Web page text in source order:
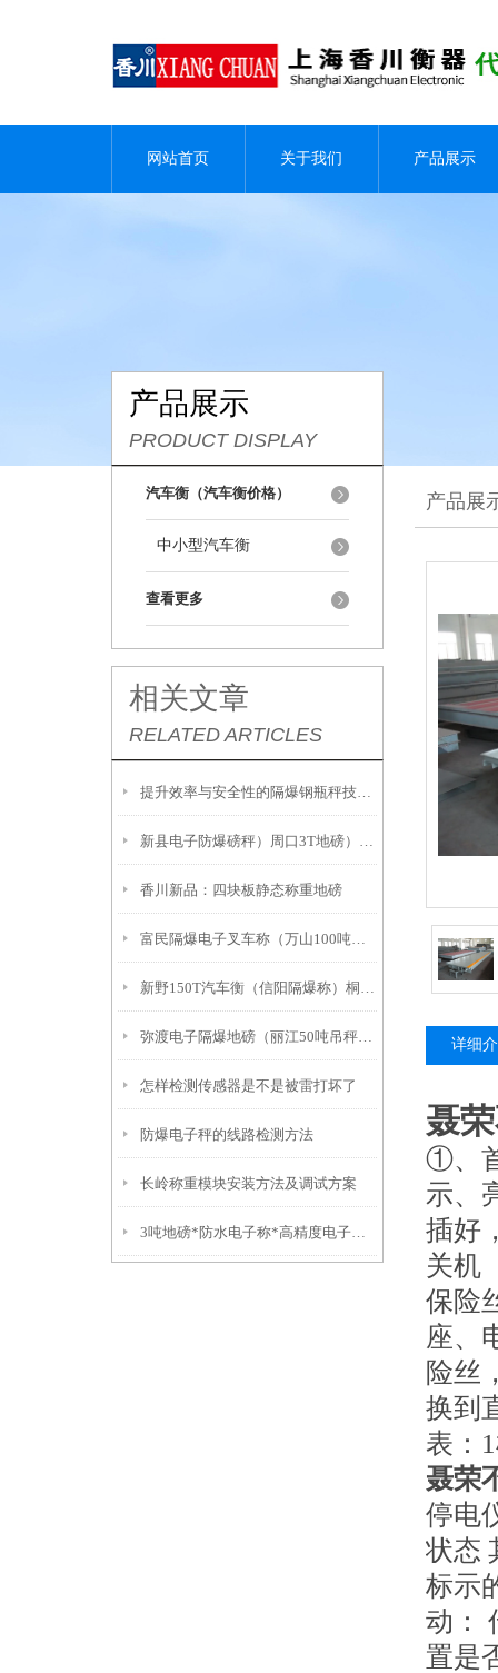
网站首页 关于我们 产品展示
产品展示
PRODUCT DISPLAY
汽车衡（汽车衡价格）
中小型汽车衡
查看更多
相关文章
RELATED ARTICLES
提升效率与安全性的隔爆钢瓶秤技术解析
新县电子防爆磅秤）周口3T地磅）息县隔爆桌秤注意事項:
香川新品：四块板静态称重地磅
富民隔爆电子叉车称（万山100吨吊秤）册亨2吨地磅
新野150T汽车衡（信阳隔爆称）桐柏20吨汽车衡故障维修解决方案：
弥渡电子隔爆地磅（丽江50吨吊秤）福贡10吨汽车衡）红塔挂钩称
怎样检测传感器是不是被雷打坏了
防爆电子秤的线路检测方法
长岭称重模块安装方法及调试方案
3吨地磅*防水电子称*高精度电子称*不锈钢叉车秤
产品展
详细
聂
①、
示、
插好
关机
保险
座、
险丝
换到
表：
聂荣
停电
状态
标示
动：
置是